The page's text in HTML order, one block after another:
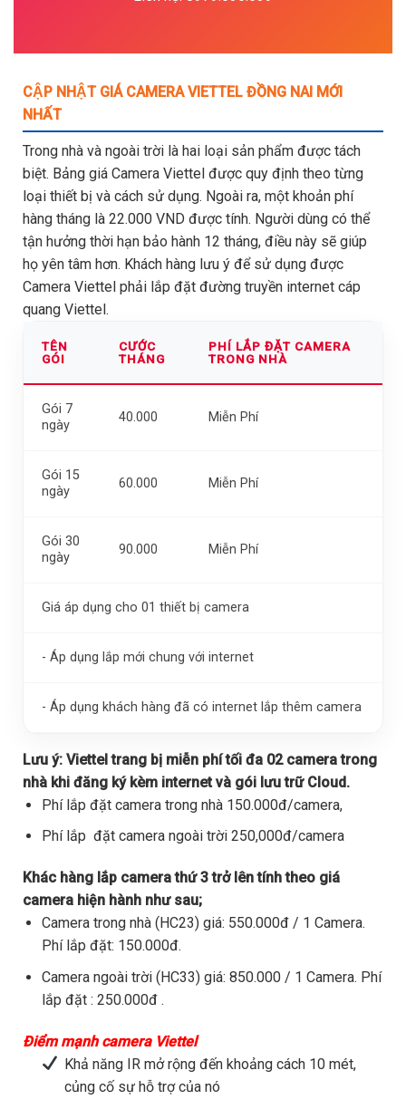
CẬP NHẬT GIÁ CAMERA VIETTEL ĐỒNG NAI MỚI
NHẤT
Trong nhà và ngoài trời là hai loại sản phẩm được tách
biệt. Bảng giá Camera Viettel được quy định theo từng
loại thiết bị và cách sử dụng. Ngoài ra, một khoản phí
hàng tháng là 22.000 VND được tính. Người dùng có thể
tận hưởng thời hạn bảo hành 12 tháng, điều này sẽ giúp
họ yên tâm hơn. Khách hàng lưu ý để sử dụng được
Camera Viettel phải lắp đặt đường truyền internet cáp
quang Viettel.
TÊN
GÓI
CƯỚC
THÁNG
PHÍ LẮP ĐẶT CAMERA
TRONG NHÀ
Gói 7
ngày
40.000 Miễn Phí
Gói 15
ngày
60.000 Miễn Phí
Gói 30
ngày
90.000 Miễn Phí
Giá áp dụng cho 01 thiết bị camera
- Áp dụng lắp mới chung với internet
- Áp dụng khách hàng đã có internet lắp thêm camera
Lưu ý: Viettel trang bị miễn phí tối đa 02 camera trong
nhà khi đăng ký kèm internet và gói lưu trữ Cloud.
Phí lắp đặt camera trong nhà 150.000đ/camera,
Phí lắp đặt camera ngoài trời 250,000đ/camera
Khác hàng lắp camera thứ 3 trở lên tính theo giá
camera hiện hành như sau;
Camera trong nhà (HC23) giá: 550.000đ / 1 Camera.
Phí lắp đặt: 150.000đ.
Camera ngoài trời (HC33) giá: 850.000 / 1 Camera. Phí
lắp đặt : 250.000đ .
Điểm mạnh camera Viettel
Khả năng IR mở rộng đến khoảng cách 10 mét,
củng cố sự hỗ trợ của nó